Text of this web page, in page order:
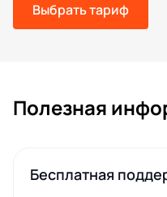
Выбрать тариф
Полезная
Бесплатная